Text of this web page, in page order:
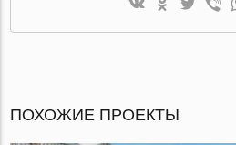
ПОХОЖИЕ ПРОЕКТЫ